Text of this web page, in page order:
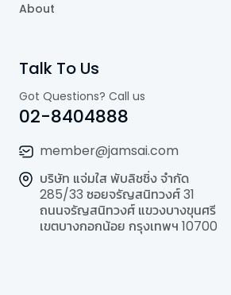
About
Talk To Us
Got Questions? Call us
02-8404888
member@jamsai.com
บริษัท แจ่มใส พับลิชชิ่ง จำกัด
285/33 ซอยจรัญสนิทวงศ์ 31
ถนนจรัญสนิทวงศ์ แขวงบางขุนศรี
เขตบางกอกน้อย กรุงเทพฯ 10700